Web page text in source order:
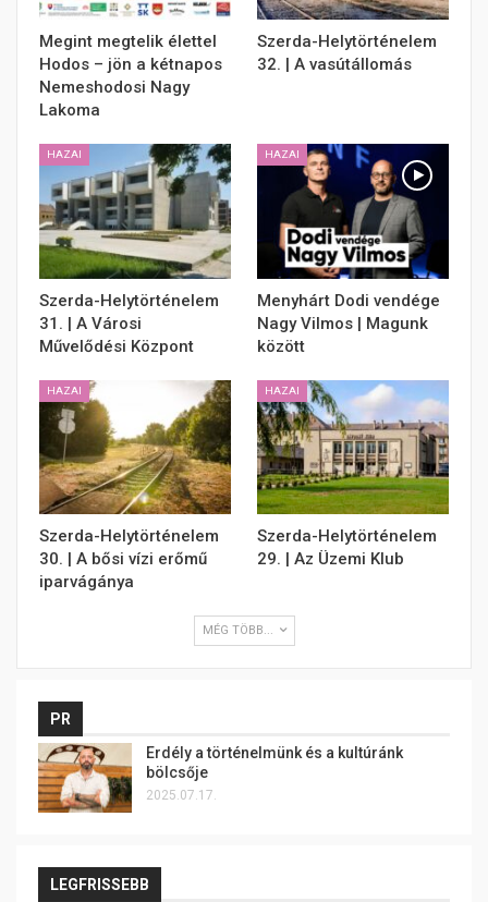
Megint megtelik élettel
Hodos – jön a kétnapos
Nemeshodosi Nagy
Lakoma
Szerda-Helytörténelem
32. | A vasútállomás
HAZAI
Szerda-Helytörténelem
31. | A Városi
Művelődési Központ
HAZAI
Menyhárt Dodi vendége
Nagy Vilmos | Magunk
között
HAZAI
Szerda-Helytörténelem
30. | A bősi vízi erőmű
iparvágánya
HAZAI
Szerda-Helytörténelem
29. | Az Üzemi Klub
MÉG TÖBB...
PR
Erdély a történelmünk és a kultúránk
bölcsője
2025.07.17.
LEGFRISSEBB